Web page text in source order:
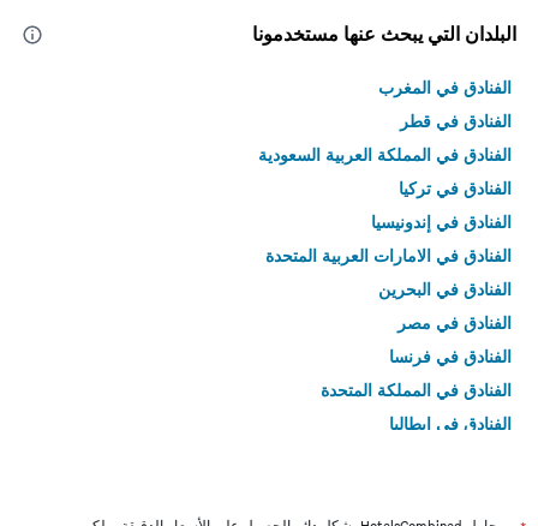
البلدان التي يبحث عنها مستخدمونا
الفنادق في المغرب
الفنادق في قطر
الفنادق في المملكة العربية السعودية
الفنادق في تركيا
الفنادق في إندونيسيا
الفنادق في الامارات العربية المتحدة
الفنادق في البحرين
الفنادق في مصر
الفنادق في فرنسا
الفنادق في المملكة المتحدة
الفنادق في إيطاليا